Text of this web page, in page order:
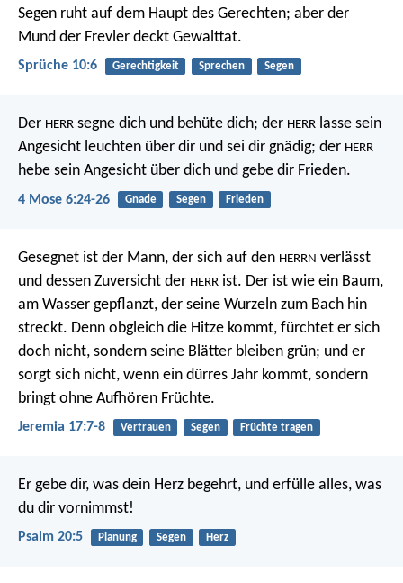
Segen ruht auf dem Haupt des Gerechten; aber der
Mund der Frevler deckt Gewalttat.
Sprüche 10:6 Gerechtigkeit Sprechen Segen
Der HERR segne dich und behüte dich; der HERR lasse sein
Angesicht leuchten über dir und sei dir gnädig; der HERR
hebe sein Angesicht über dich und gebe dir Frieden.
4 Mose 6:24-26 Gnade Segen Frieden
Gesegnet ist der Mann, der sich auf den HERRN verlässt
und dessen Zuversicht der HERR ist. Der ist wie ein Baum,
am Wasser gepflanzt, der seine Wurzeln zum Bach hin
streckt. Denn obgleich die Hitze kommt, fürchtet er sich
doch nicht, sondern seine Blätter bleiben grün; und er
sorgt sich nicht, wenn ein dürres Jahr kommt, sondern
bringt ohne Aufhören Früchte.
Jeremia 17:7-8 Vertrauen Segen Früchte tragen
Er gebe dir, was dein Herz begehrt, und erfülle alles, was
du dir vornimmst!
Psalm 20:5 Planung Segen Herz